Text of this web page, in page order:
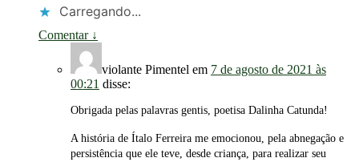
Carregando...
Comentar ↓
violante Pimentel em 7 de agosto de 2021 às
00:21 disse:
Obrigada pelas palavras gentis, poetisa Dalinha Catunda!
A história de Ítalo Ferreira me emocionou, pela abnegação e
persistência que ele teve, desde criança, para realizar seu